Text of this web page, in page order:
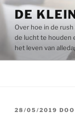
Naar
de
inhoud
springen
DE
Over hoe in de rush
de lucht te houden
het leven van
GEPLAATST
28/05/2019